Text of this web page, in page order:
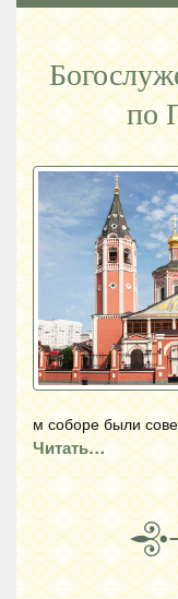
по
м соборе были
Читать…